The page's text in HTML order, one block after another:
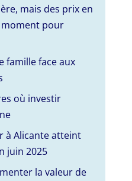
mais des prix en
moment pour
famille face aux
où investir
à Alicante atteint
juin 2025
la valeur de